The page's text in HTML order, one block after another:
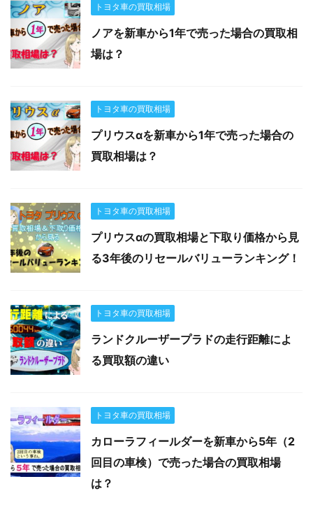
トヨタ車の買取相場
ノアを新車から1年で売った場合の買取相
場は？
トヨタ車の買取相場
プリウスαを新車から1年で売った場合の
買取相場は？
トヨタ車の買取相場
プリウスαの買取相場と下取り価格から見
る3年後のリセールバリューランキング！
トヨタ車の買取相場
ランドクルーザープラドの走行距離によ
る買取額の違い
トヨタ車の買取相場
カローラフィールダーを新車から5年（2
回目の車検）で売った場合の買取相場
は？